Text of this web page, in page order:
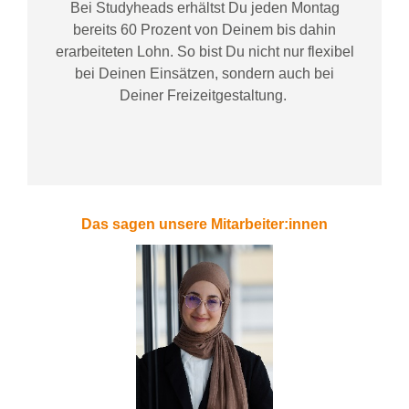
Bei Studyheadserhältst Du jeden Montag
bereits 60 Prozent von Deinem bis dahin
erarbeiteten Lohn. So bist Du nicht nur flexibel
bei Deinen Einsätzen, sondern auch bei
DeinerFreizeitgestaltung.
Das sagen unsere Mitarbeiter:innen